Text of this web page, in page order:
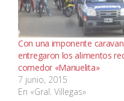
Con una imponente
entregaron los alimentos
comedor «Manuelita»
7 junio, 2015
En «Gral. Villegas»